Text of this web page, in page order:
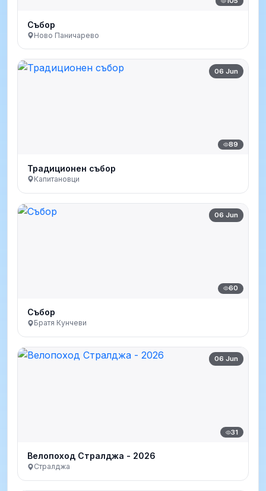
Събор
Ново Паничарево
06 Jun
89
Традиционен събор
Капитановци
06 Jun
60
Събор
Братя Кунчеви
06 Jun
31
Велопоход Стралджа - 2026
Стралджа